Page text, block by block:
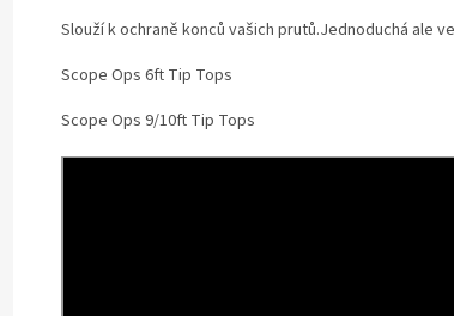
Slouží k ochraně konců vašich prutů.Jednoduchá ale
Scope Ops 6ft Tip Tops
Scope Ops 9/10ft Tip Tops